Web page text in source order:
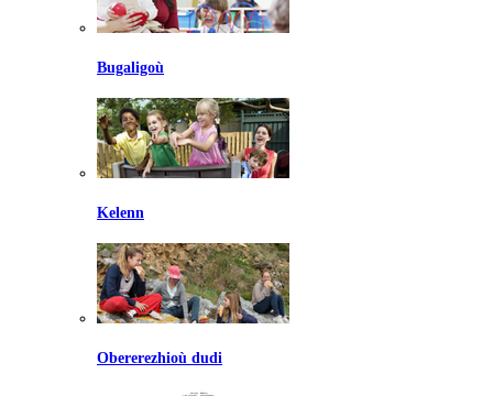
Bugaligoù
Kelenn
Obererezhioù dudi